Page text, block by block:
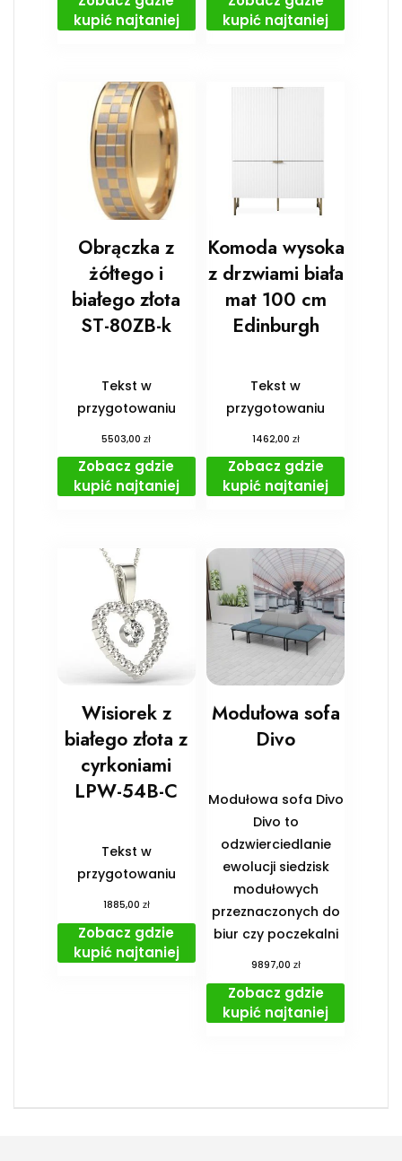
kupić najtaniej
kupić najtaniej
Obrączka z
żółtego i
białego złota
ST-80ZB-k
Tekst w
przygotowaniu
5503,00zł
Zobacz gdzie
kupić najtaniej
Komoda wysoka
z drzwiami biała
mat 100 cm
Edinburgh
Tekst w
przygotowaniu
1462,00 zł
Zobacz gdzie
kupić najtaniej
Wisiorek z
białego złota z
cyrkoniami
LPW-54B-C
Tekst w
przygotowaniu
1885,00 zł
Zobacz gdzie
kupić najtaniej
Modułowa sofa
Divo
Modułowa sofa Divo
Divo to
odzwierciedlanie
ewolucji siedzisk
modułowych
przeznaczonych do
biur czy poczekalni
9897,00 zł
Zobacz gdzie
kupić najtaniej